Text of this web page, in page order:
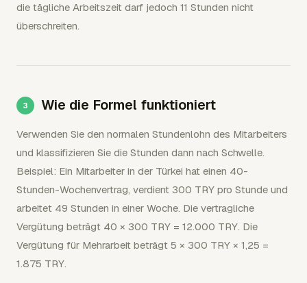
die tägliche Arbeitszeit darf jedoch 11 Stunden nicht
überschreiten.
Wie die Formel funktioniert
Verwenden Sie den normalen Stundenlohn des Mitarbeiters
und klassifizieren Sie die Stunden dann nach Schwelle.
Beispiel: Ein Mitarbeiter in der Türkei hat einen 40-
Stunden-Wochenvertrag, verdient 300 TRY pro Stunde und
arbeitet 49 Stunden in einer Woche. Die vertragliche
Vergütung beträgt 40 × 300 TRY = 12.000 TRY. Die
Vergütung für Mehrarbeit beträgt 5 × 300 TRY × 1,25 =
1.875 TRY.